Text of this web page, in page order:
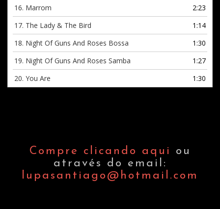
16. Marrom
2:23
17. The Lady & The Bird
1:14
18. Night Of Guns And Roses Bossa
1:30
19. Night Of Guns And Roses Samba
1:27
20. You Are 1:30
Compre clicando aqui
ou
através do email:
lupasantiago@hotmail.com